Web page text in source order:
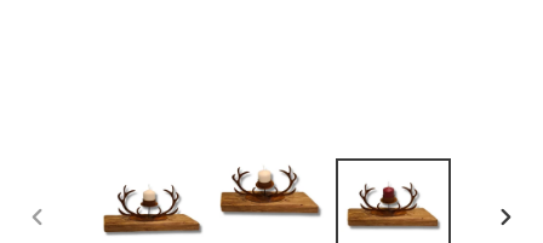
VORHERIGER